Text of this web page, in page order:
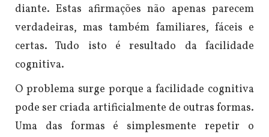
diante.Estas afirmações não apenas parecem
verdadeiras, mas também familiares, fáceis e
certas. Tudo isto é resultado da facilidade
cognitiva.
O problema surge porque a facilidade cognitiva
pode ser criada artificialmente de outras formas.
Uma das formas é simplesmente repetir o